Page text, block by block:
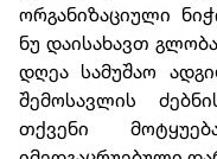
ორგანიზაციული
ნუ დაისახავთ
დღეა სამუშაო
შემოსავლის
თქვენი